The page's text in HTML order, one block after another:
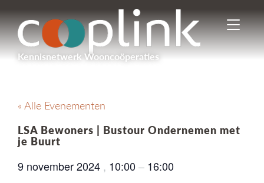
Kennisnetwerk Wooncoöperaties
I
n
-
h
« Alle Evenementen
LSA Bewoners | Bustour Ondernemen met
je Buurt
9 november 2024 , 10:00 – 16:00